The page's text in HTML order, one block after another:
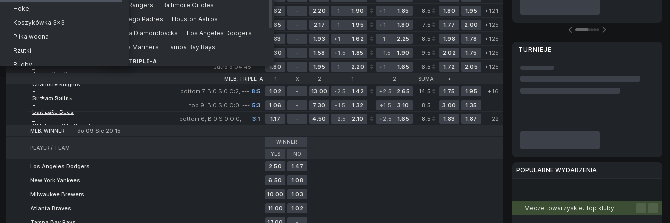
Cleveland Guardians
St. Louis Cardinals
1.62 - 2.20 -1 1.90 +1 1.85 8.5 1.80 1.95
+121
-
1.65 - 2.17 -1 1.95 +1 1.80 7.5 1.77 2.00
+125
-
Jutro o 04:40 1.83 - 1.93 +1 1.62 -1 2.25 8.5 1.98 1.78
+125
2.30 - 1.58 +1.5 1.85 -1.5 1.90 9.5 2.02 1.75
+125
-
Tampa Bay Rays
Jutro o 04:45 1.80 - 1.95 -1 2.20 +1 1.65 6.5 1.72 2.05 +125
MILB. TRIPLE-A 1 X 2 1 2 SUMA + -
Charlotte Knights
-
Durham Bulls
bottom 7, B:0 S:0 O:2, --- 8:5 1.02 - 13.00 -2.5 1.42 +2.5 2.65 14.5 1.75 1.95
+16
St. Paul Saints
-
Louisville Bats
top 9, B:0 S:0 O:0, --- 5:3 1.06 - 7.30 -1.5 1.32 +1.5 3.10 8.5 3.00
1.35
Salt Lake Bees
-
Oklahoma City Comets
bottom 6, B:0 S:0 O:0, --- 3:1 1.17 - 4.50 -2.5 2.10 +2.5 1.65 8.5 1.83 1.87 +22
MLB. WINNER do 09 Sie 20:15
PLAYER / TEAM
WINNER
YES
NO
Los Angeles Dodgers 2.50
1.47
New York Yankees
6.50
1.08
Milwaukee Brewers
10.00
1.03
Atlanta Braves
11.00
1.02
TURNIEJE
POPULARNE WYDARZENIA
Mecze towarzyskie. Top kluby
South Korea. KBO
Meksyk
Mexico. LMB
USA
MLB
MLB
Winner
American League. Winner
National League. Winner
MiLB
Texas Rangers — Baltimore Orioles
San Diego Padres — Houston Astros
Arizona Diamondbacks — Los Angeles Dodgers
Seattle Mariners — Tampa Bay Rays
MILB. TRIPLE-A
Hokej
Koszykówka 3x3
Piłka wodna
Rzutki
Rugby
Krykiet
Hokej na trawie
Floorball